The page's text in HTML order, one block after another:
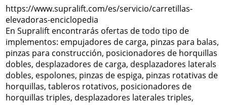
https://www.supralift.com/es/servicio/carretillas-
elevadoras-enciclopedia
En Supralift encontrarás ofertas de todo tipo de
implementos: empujadores de carga, pinzas para balas,
pinzas para construcción, posicionadores de horquillas
dobles, desplazadores de carga, desplazadores laterals
dobles, espolones, pinzas de espiga, pinzas rotativas de
horquillas, tableros rotativos, posicionadores de
horquillas triples, desplazadores laterales triples,